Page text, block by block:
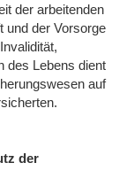
der arbeitenden
und der Vorsorge
des Lebens dient
auf
der